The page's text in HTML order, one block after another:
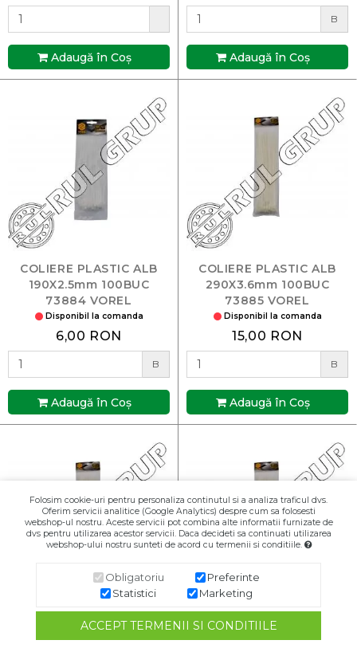
Adaugă în Coş
B
Adaugă în Coş
COLIERE PLASTIC ALB
190X2.5mm 100BUC
73884 VOREL
Disponibil la comanda
6,00 RON
B
Adaugă în Coş
COLIERE PLASTIC ALB
290X3.6mm 100BUC
73885 VOREL
Disponibil la comanda
15,00 RON
B
Adaugă în Coş
COLIERE PLASTIC ALB
360X4.8mm 100BUC
73886 VOREL
COLIERE PLASTIC ALB
75X2.4mm 100BUC 73881
VOREL
Folosim cookie-uri pentru personaliza continutul si a analiza traficul dvs.
Oferim servicii analitice (Google Analytics) despre cum sa folosesti
webshop-ul nostru. Aceste servicii pot combina alte informatii furnizate de
dvs pentru utilizarea acestor servicii. Daca decideti sa continuati utilizarea
webshop-ului nostru sunteti de acord cu termenii si conditiile.
Obligatoriu
Preferinte
Statistici
Marketing
ACCEPT TERMENII SI CONDITIILE